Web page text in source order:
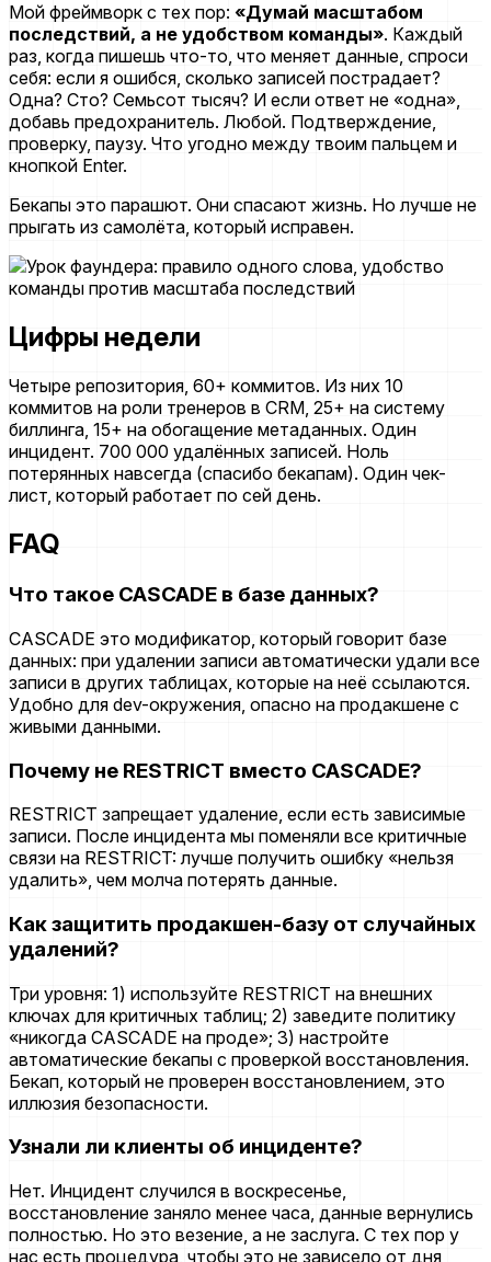
Мой фреймворк с тех пор: «Думай масштабом
последствий, а не удобством команды». Каждый
раз, когда пишешь что-то, что меняет данные, спроси
себя: если я ошибся, сколько записей пострадает?
Одна? Сто? Семьсот тысяч? И если ответ не «одна»,
добавь предохранитель. Любой. Подтверждение,
проверку, паузу. Что угодно между твоим пальцем и
кнопкой Enter.
Бекапы это парашют. Они спасают жизнь. Но лучше не
прыгать из самолёта, который исправен.
Цифры недели
Четыре репозитория, 60+ коммитов. Из них 10
коммитов на роли тренеров в CRM, 25+ на систему
биллинга, 15+ на обогащение метаданных. Один
инцидент. 700 000 удалённых записей. Ноль
потерянных навсегда (спасибо бекапам). Один чек-
лист, который работает по сей день.
FAQ
Что такое CASCADE в базе данных?
CASCADE это модификатор, который говорит базе
данных: при удалении записи автоматически удали все
записи в других таблицах, которые на неё ссылаются.
Удобно для dev-окружения, опасно на продакшене с
живыми данными.
Почему не RESTRICT вместо CASCADE?
RESTRICT запрещает удаление, если есть зависимые
записи. После инцидента мы поменяли все критичные
связи на RESTRICT: лучше получить ошибку «нельзя
удалить», чем молча потерять данные.
Как защитить продакшен-базу от случайных
удалений?
Три уровня: 1) используйте RESTRICT на внешних
ключах для критичных таблиц; 2) заведите политику
«никогда CASCADE на проде»; 3) настройте
автоматические бекапы с проверкой восстановления.
Бекап, который не проверен восстановлением, это
иллюзия безопасности.
Узнали ли клиенты об инциденте?
Нет. Инцидент случился в воскресенье,
восстановление заняло менее часа, данные вернулись
полностью. Но это везение, а не заслуга. С тех пор у
нас есть процедура, чтобы это не зависело от дня